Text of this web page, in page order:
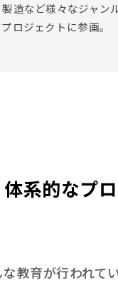
造など様々なジャン
ロジェクトに参画。
系的なプ
教育が行われて